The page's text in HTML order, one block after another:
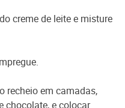
creme de leite e misture
recheio em camadas,
chocolate, e colocar